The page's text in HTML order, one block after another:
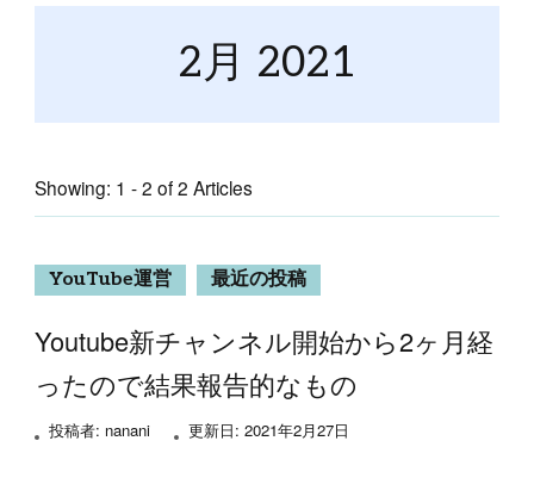
2月 2021
Showing: 1 - 2 of 2 Articles
YouTube運営 最近の投稿
Youtube新チャンネル開始から2ヶ月経
ったので結果報告的なもの
投稿者: nanani 更新日: 2021年2月27日